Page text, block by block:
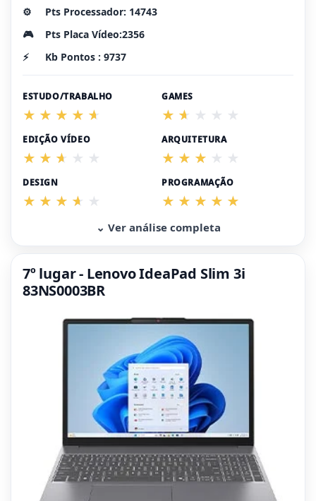
⚙️
Pts Processador: 14743
🎮
Pts Placa Vídeo:2356
⚡
Kb Pontos : 9737
ESTUDO/TRABALHO GAMES
EDIÇÃO VÍDEO ARQUITETURA
DESIGN PROGRAMAÇÃO
⌄ Ver análise completa
7º lugar - Lenovo IdeaPad Slim 3i
83NS0003BR